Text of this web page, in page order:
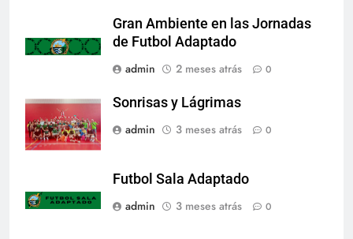
Gran Ambiente en las Jornadas
de Futbol Adaptado
admin
2 meses atrás 0
Sonrisas y Lágrimas
admin
3 meses atrás 0
Futbol Sala Adaptado
admin
3 meses atrás 0